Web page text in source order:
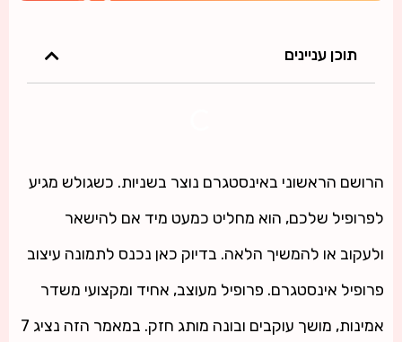
תוכן עניינים
הרושם הראשוני באינסטגרם נוצר בשניות. כשגולש מגיע
לפרופיל שלכם, הוא מחליט כמעט מיד אם להישאר
ולעקוב או להמשיך הלאה. בדיוק כאן נכנס לתמונה עיצוב
פרופיל אינסטגרם. פרופיל מעוצב, אחיד ומקצועי משדר
אמינות, מושך עוקבים ובונה מותג חזק. במאמר הזה נציג 7